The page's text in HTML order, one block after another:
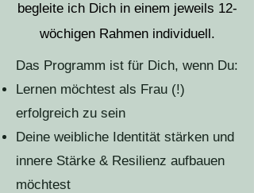
begleite ich Dich in einem jeweils 12-
wöchigen Rahmen individuell.
Das Programm ist für Dich, wenn Du:
Lernen möchtest als Frau (!)
erfolgreich zu sein
Deine weibliche Identität stärken und
innere Stärke & Resilienz aufbauen
möchtest